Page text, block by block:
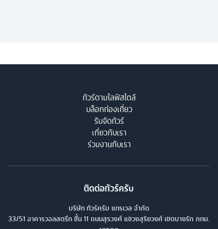
ทัวร์ตามไลฟ์สไตล์
บล็อกท่องเที่ยว
รับจัดทัวร์
เกี่ยวกับเรา
ร่วมงานกับเรา
ติดต่อทัวร์ครับ
บริษัท ทัวร์ครับ แทรเวล จำกัด
33/51 อาคารวอลสตรีท ชั้น 11 ถนนสุรวงศ์ แขวงสุริยวงศ์ เขตบางรัก กทม.